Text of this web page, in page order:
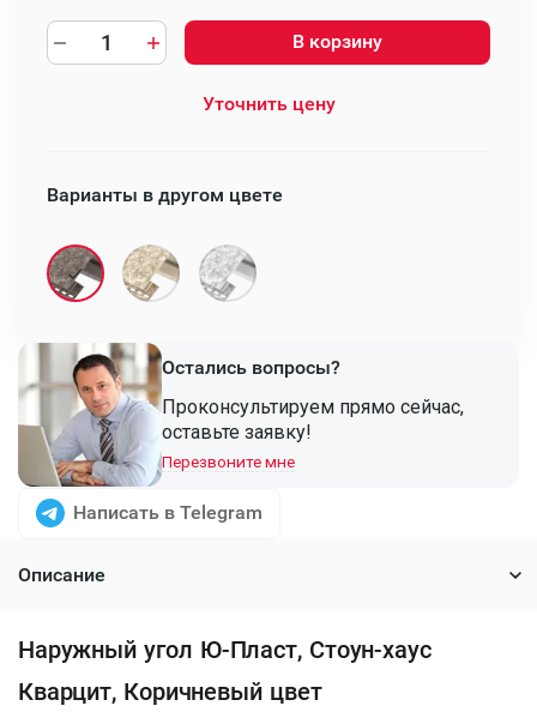
В корзину
Уточнить цену
Варианты в другом цвете
Остались вопросы?
Проконсультируем прямо сейчас,
оставьте заявку!
Перезвоните мне
Написать в Telegram
Описание
Наружный угол Ю-Пласт, Стоун-хаус
Кварцит, Коричневый цвет